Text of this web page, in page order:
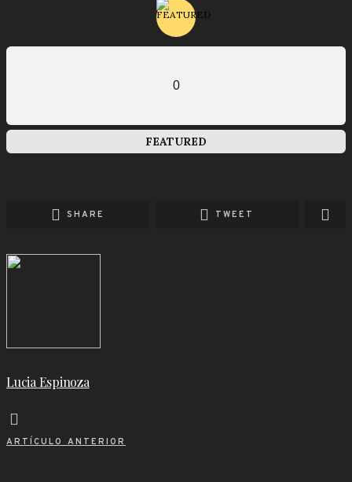
0
FEATURED
SHARE TWEET
Lucia Espinoza
ARTÍCULO ANTERIOR